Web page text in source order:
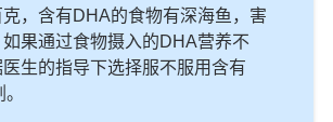
，含有DHA的食物有深海鱼，害
果通过食物摄入的DHA营养不
生的指导下选择服不服用含有